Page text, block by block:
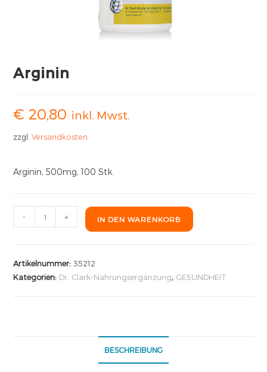
Arginin
€ 20,80 inkl. Mwst.
zzgl.Versandkosten
Arginin, 500mg, 100 Stk.
- + IN DEN WARENKORB
Artikelnummer: 35212
Kategorien: Dr. Clark-Nahrungsergänzung, GESUNDHEIT
BESCHREIBUNG